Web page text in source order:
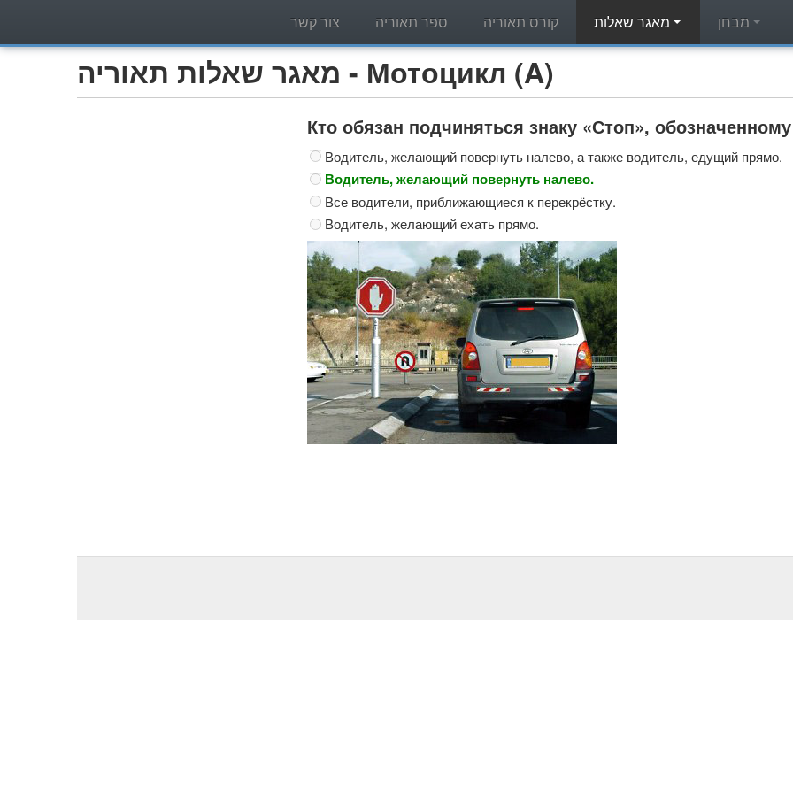
קורס תאוריה ספר תאוריה צור קשר
מאגר שאלות תאוריה - Мотоцикл (A)
Кто обязан подчиняться знаку «Стоп»,
Водитель, желающий повернуть налево, а также водитель, едущий прямо.
Водитель, желающий повернуть налево.
Все водители, приближающиеся к перекрёстку.
Водитель, желающий ехать прямо.